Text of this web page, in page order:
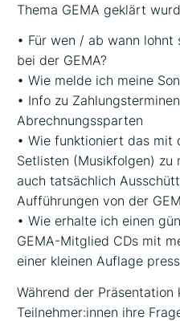
Thema GEMA geklärt
• Für wen / ab wann
bei der GEMA?
• Wie melde ich meine
• Info zu
Abrechnungssparten
• Wie funktioniert das mit
Setlisten (Musikfolgen) zu
auch tatsächlich
Aufführungen von der
• Wie erhalte ich einen
GEMA-Mitglied CDs mit
einer kleinen Auflage
Während der Präsentation
Teilnehmer:innen ihre